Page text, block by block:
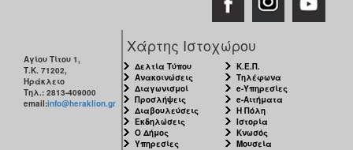
Αγίου Τίτου 1,
Τ.Κ. 71202,
Ηράκλειο
Τηλ.: 2813-409000
email:info@heraklion.gr
Χάρτης Ιστοχώρου
Δελτία Τύπου
Ανακοινώσεις
Διαγωνισμοί
Προσλήψεις
Διαβουλεύσεις
Εκδηλώσεις
Ο Δήμος
Υπηρεσίες
Κ.Ε.Π.
Τηλέφωνα
e-Υπηρεσίες
e-Αιτήματα
Η Πόλη
Ιστορία
Κνωσός
Μουσεία